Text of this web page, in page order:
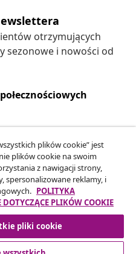
otrzymujących
sezonowe i nowości od
od umowy dotyczącej
od umowy
plików cookie” jest
plików cookie na swoim
z nawigacji strony,
spersonalizowane reklamy, i
POLITYKA
PLIKÓW COOKIE
pliki cookie